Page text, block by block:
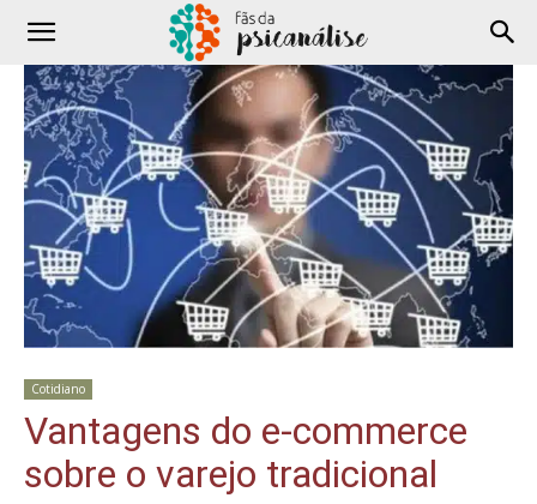
Cotidiano
Vantagens do e-commerce
sobre o varejo tradicional